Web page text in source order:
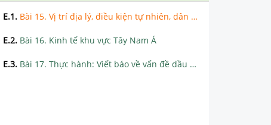
E.1. Bài 15. Vị trí địa lý, điều kiện tự nhiên, dân cư và xã hội khu vực Tây Nam Á
E.2. Bài 16. Kinh tế khu vực Tây Nam Á
E.3. Bài 17. Thực hành: Viết báo về vấn đề dầu mỏ ở khu vực Tây Nam Á